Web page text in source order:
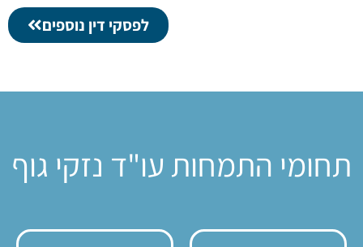
לפסקי דין נוספים
תחומי התמחות עו"ד נזקי גוף